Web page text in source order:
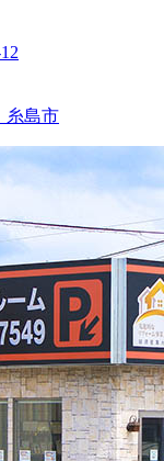
糸島市